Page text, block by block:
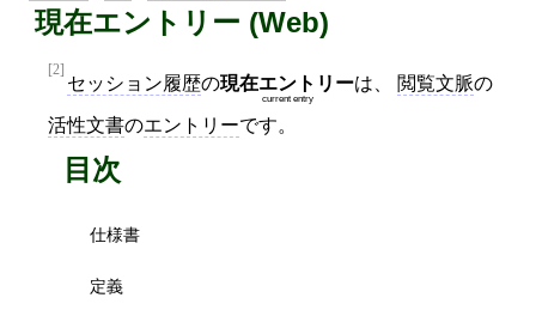
現在エントリー (Web)
[2]
セッション履歴の現在エントリー
current entry
は、 閲覧文脈の
活性文書のエントリーです。
目次
仕様書
定義